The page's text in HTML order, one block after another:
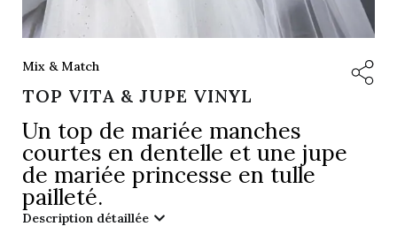
Mix & Match
TOP VITA & JUPE VINYL
Un top de mariée manches
courtes en dentelle et une jupe
de mariée princesse en tulle
pailleté.
Description détaillée